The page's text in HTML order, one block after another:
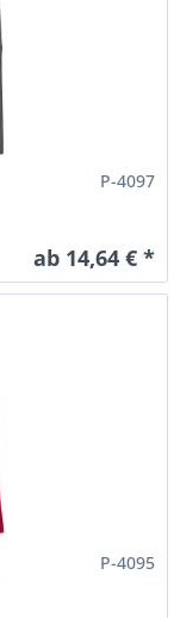
P-4097
ab 14,64 € *
P-4095